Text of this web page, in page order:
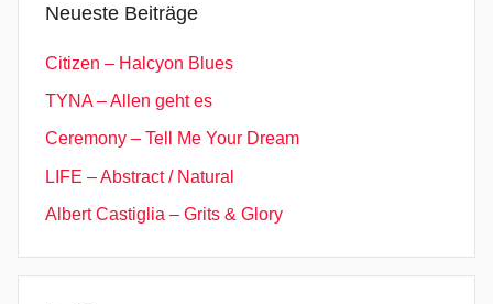
Neueste Beiträge
Citizen – Halcyon Blues
TYNA – Allen geht es
Ceremony – Tell Me Your Dream
LIFE – Abstract / Natural
Albert Castiglia – Grits & Glory